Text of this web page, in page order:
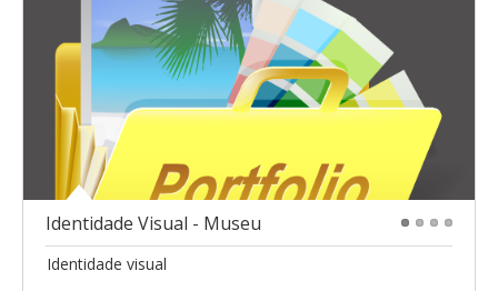
Identidade Visual - Museu
Identidade visual